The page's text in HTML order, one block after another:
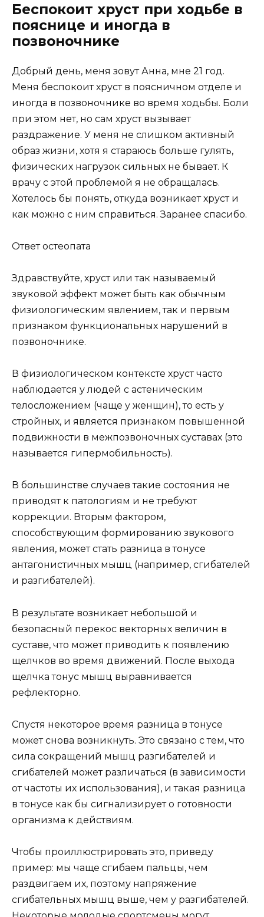
Беспокоит хруст при ходьбе в
пояснице и иногда в
позвоночнике
Добрый день, меня зовут Анна, мне 21 год.
Меня беспокоит хруст в поясничном отделе и
иногда в позвоночнике во время ходьбы. Боли
при этом нет, но сам хруст вызывает
раздражение. У меня не слишком активный
образ жизни, хотя я стараюсь больше гулять,
физических нагрузок сильных не бывает. К
врачу с этой проблемой я не обращалась.
Хотелось бы понять, откуда возникает хруст и
как можно с ним справиться. Заранее спасибо.
Ответ остеопата
Здравствуйте, хруст или так называемый
звуковой эффект может быть как обычным
физиологическим явлением, так и первым
признаком функциональных нарушений в
позвоночнике.
В физиологическом контексте хруст часто
наблюдается у людей с астеническим
телосложением (чаще у женщин), то есть у
стройных, и является признаком повышенной
подвижности в межпозвоночных суставах (это
называется гипермобильность).
В большинстве случаев такие состояния не
приводят к патологиям и не требуют
коррекции. Вторым фактором,
способствующим формированию звукового
явления, может стать разница в тонусе
антагонистичных мышц (например, сгибателей
и разгибателей).
В результате возникает небольшой и
безопасный перекос векторных величин в
суставе, что может приводить к появлению
щелчков во время движений. После выхода
щелчка тонус мышц выравнивается
рефлекторно.
Спустя некоторое время разница в тонусе
может снова возникнуть. Это связано с тем, что
сила сокращений мышц разгибателей и
сгибателей может различаться (в зависимости
от частоты их использования), и такая разница
в тонусе как бы сигнализирует о готовности
организма к действиям.
Чтобы проиллюстрировать это, приведу
пример: мы чаще сгибаем пальцы, чем
раздвигаем их, поэтому напряжение
сгибательных мышц выше, чем у разгибателей.